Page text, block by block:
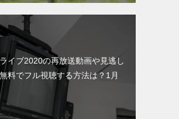
イブ2020の再放送動画や見逃し
料でフル視聴する方法は？1月